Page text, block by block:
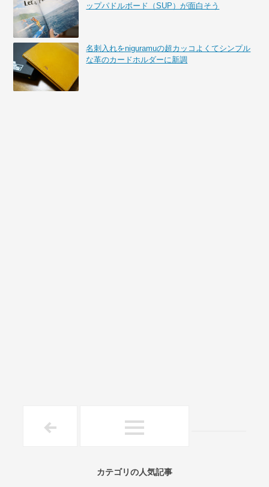
ップパドルボード（SUP）が面白そう
名刺入れをniguramuの超カッコよくてシンプル
な革のカードホルダーに新調
カテゴリの人気記事